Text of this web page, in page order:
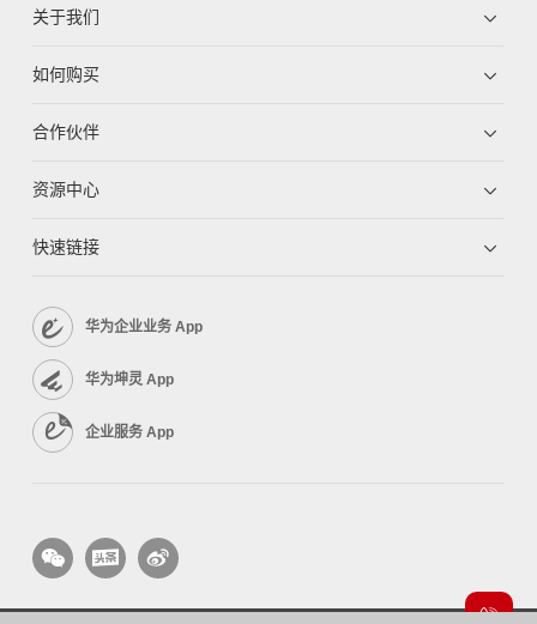
关于我们
如何购买
合作伙伴
资源中心
快速链接
华为企业业务 App
华为坤灵 App
企业服务 App